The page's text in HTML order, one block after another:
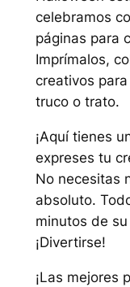
celebramos
páginas para
Imprímalos,
creativos
truco o trato.
¡Aquí tienes
expreses tu
No necesitas
absoluto.
minutos de
¡Divertirse!
¡Las mejores